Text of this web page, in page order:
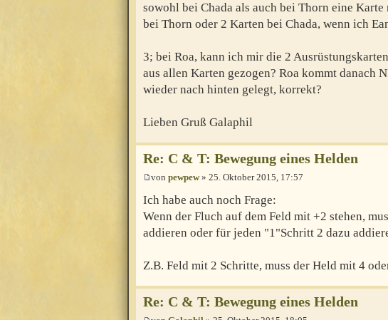
sowohl bei Chada als auch bei Thorn eine
bei Thorn oder 2 Karten bei Chada, wenn ich
3; bei Roa, kann ich mir die 2
aus allen Karten gezogen? Roa kommt danach
wieder nach hinten gelegt, korrekt?
Lieben Gruß Galaphil
Re: C & T: Bewegung eines Helden
von pewpew» 25. Oktober 2015, 17:57
Ich habe auch noch Frage:
Wenn der Fluch auf dem Feld mit +2 stehen,
addieren oder für jeden "1"Schritt 2 dazu
Z.B. Feld mit 2 Schritte, muss der Held mit 4
Re: C & T: Bewegung eines Helden